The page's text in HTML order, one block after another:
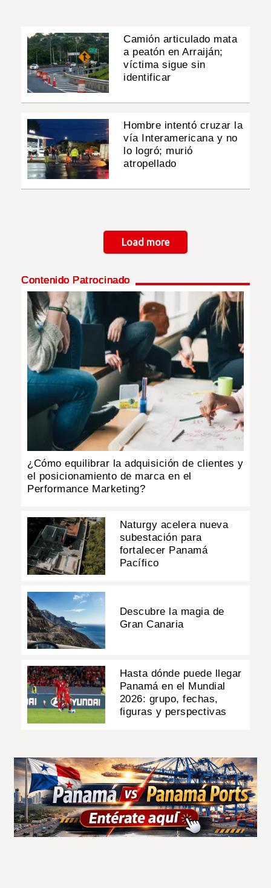
Camión articulado mata
a peatón en Arraiján;
víctima sigue sin
identificar
Hombre intentó cruzar la
vía Interamericana y no
lo logró; murió
atropellado
Load more
Contenido Patrocinado
¿Cómo equilibrar la adquisición de clientes y
el posicionamiento de marca en el
Performance Marketing?
Naturgy acelera nueva
subestación para
fortalecer Panamá
Pacífico
Descubre la magia de
Gran Canaria
Hasta dónde puede llegar
Panamá en el Mundial
2026: grupo, fechas,
figuras y perspectivas